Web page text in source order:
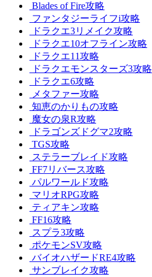
Blades of Fire攻略
ファンタジーライフi攻略
ドラクエ3リメイク攻略
ドラクエ10オフライン攻略
ドラクエ11攻略
ドラクエモンスターズ3攻略
ドラクエ6攻略
メタファー攻略
知恵のかりもの攻略
魔女の泉R攻略
ドラゴンズドグマ2攻略
TGS攻略
ステラーブレイド攻略
FF7リバース攻略
パルワールド攻略
マリオRPG攻略
ティアキン攻略
FF16攻略
スプラ3攻略
ポケモンSV攻略
バイオハザードRE4攻略
サンブレイク攻略